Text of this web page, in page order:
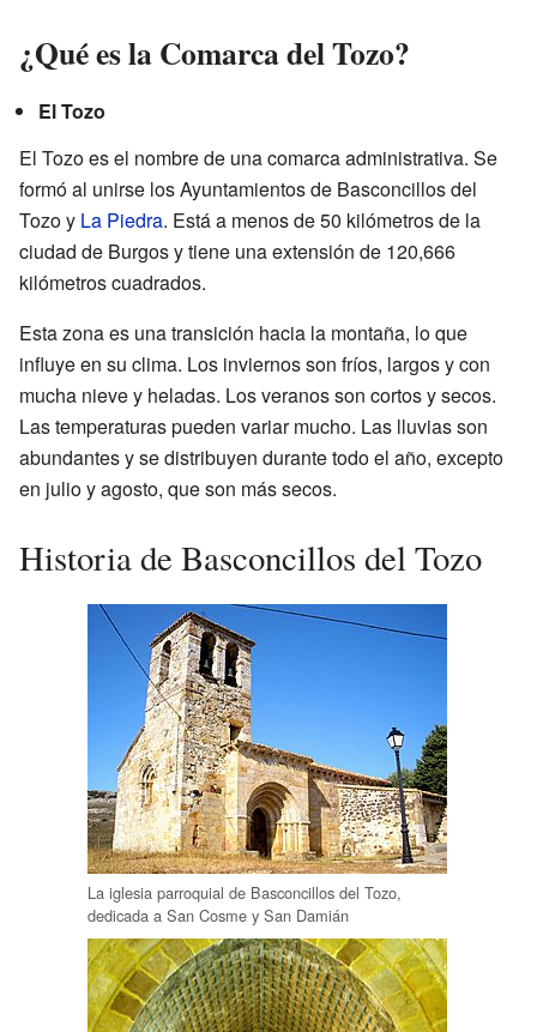
¿Qué es la Comarca del Tozo?
El Tozo
El Tozo es el nombre de una comarca administrativa. Se
formó al unirse los Ayuntamientos de Basconcillos del
Tozo y La Piedra. Está a menos de 50 kilómetros de la
ciudad de Burgos y tiene una extensión de 120,666
kilómetros cuadrados.
Esta zona es una transición hacia la montaña, lo que
influye en su clima. Los inviernos son fríos, largos y con
mucha nieve y heladas. Los veranos son cortos y secos.
Las temperaturas pueden variar mucho. Las lluvias son
abundantes y se distribuyen durante todo el año, excepto
en julio y agosto, que son más secos.
Historia de Basconcillos del Tozo
La iglesia parroquial de Basconcillos del Tozo,
dedicada a San Cosme y San Damián